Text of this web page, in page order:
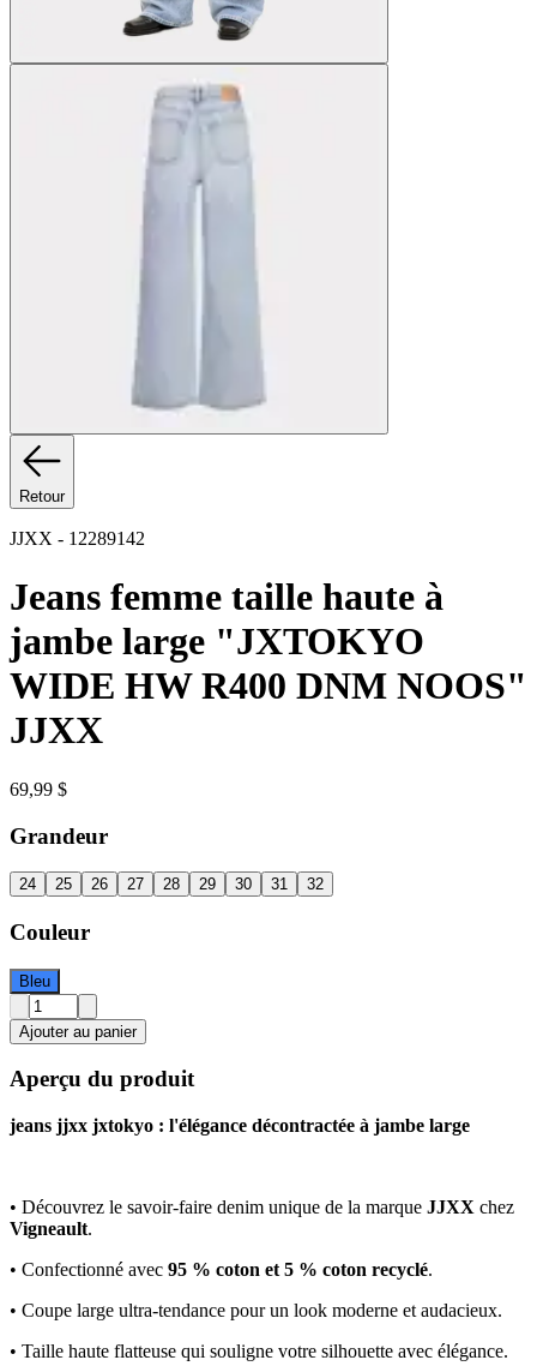
Retour
JJXX - 12289142
Jeans femme taille haute à
jambe large "JXTOKYO
WIDE HW R400 DNM NOOS"
JJXX
69,99 $
Grandeur
24 25 26 27 28 29 30 31 32
Couleur
Bleu
Ajouter au panier
Aperçu du produit
jeans jjxx jxtokyo : l'élégance décontractée à jambe large
• Découvrez le savoir-faire denim unique de la marque JJXX chez
Vigneault.
• Confectionné avec 95 % coton et 5 % coton recyclé.
• Coupe large ultra-tendance pour un look moderne et audacieux.
• Taille haute flatteuse qui souligne votre silhouette avec élégance.